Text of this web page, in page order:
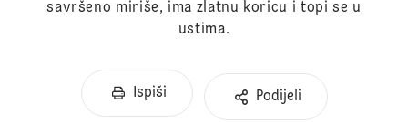
savršeno miriše, ima zlatnu koricu i topi se u
ustima.
Ispiši Podijeli